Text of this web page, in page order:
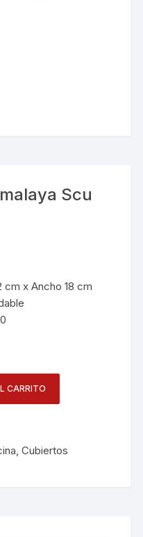
Scu
cm x Ancho 18 cm
CARRITO
,Cubiertos